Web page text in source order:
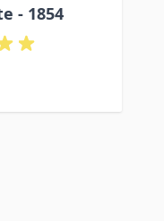
- 1854